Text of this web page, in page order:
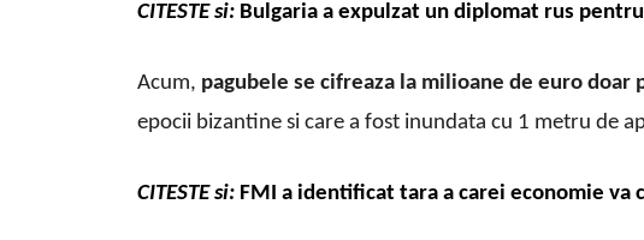
CITESTE si: Bulgaria a expulzat un diplomat rus
Acum, pagubele se cifreaza la milioane de euro doar
epocii bizantine si care a fost inundata cu 1 metru de
CITESTE si: FMI a identificat tara a carei economie va